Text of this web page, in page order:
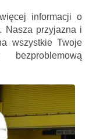
informacji o
Nasza przyjazna i
wszystkie Twoje